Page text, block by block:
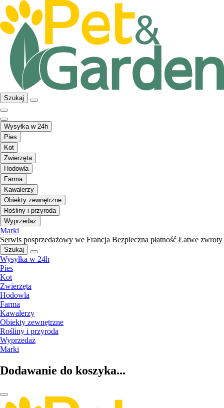
Szukaj
Wysyłka w 24h
Pies
Kot
Zwierzęta
Hodowla
Farma
Kawalerzy
Obiekty zewnętrzne
Rośliny i przyroda
Wyprzedaż
Marki
Serwis posprzedażowy we Francja Bezpieczna płatność Łatwe zwroty
Szukaj
Wysyłka w 24h
Pies
Kot
Zwierzęta
Hodowla
Farma
Kawalerzy
Obiekty zewnętrzne
Rośliny i przyroda
Wyprzedaż
Marki
Dodawanie do koszyka...